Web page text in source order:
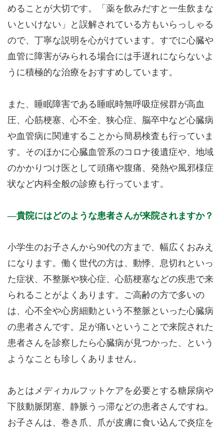
めることが大切です。「薬を飲みだすと一生飲まな
いといけない」と誤解されている方もいらっしゃる
ので、丁寧な説明を心がけています。すでに心臓や
血管に障害がみられる場合には手遅れにならないよ
うに積極的な治療をおすすめしています。
また、睡眠障害である睡眠時無呼吸症候群が高血
圧、心筋梗塞、心不全、狭心症、脳卒中など心臓病
や血管病に関連することから簡易検査も行っていま
す。そのほかに心臓血管系のコロナ後遺症や、地域
のかかりつけ医として頭痛や腹痛、発熱や風邪様症
状など内科全般の診療も行っています。
貴院にはどのような患者さんが来院されますか？
小学生のお子さんから90代の方まで、幅広くおみえ
になります。働く世代の方は、動悸、息切れといっ
た症状、不整脈や狭心症、心筋梗塞などの疾患で来
られることがよくあります。ご高齢の方で多いの
は、心不全や心房細動という不整脈といった心臓病
の患者さんです。足が痛いということで来院された
患者さんを診察したら心臓病が見つかった、という
ようなことも珍しくありません。
あとはメディカルフットケアを必要とする糖尿病や
下肢動脈閉塞、静脈うっ滞などの患者さんですね。
お子さんは、巻き爪、爪が皮膚に食い込んで炎症を